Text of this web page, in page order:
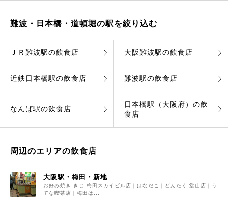
難波・日本橋・道頓堀の駅を絞り込む
ＪＲ難波駅の飲食店 大阪難波駅の飲食店
近鉄日本橋駅の飲食店 難波駅の飲食店
なんば駅の飲食店
日本橋駅（大阪府）の飲
食店
周辺のエリアの飲食店
大阪駅・梅田・新地
お好み焼き きじ 梅田スカイビル店｜はなだこ｜どんたく 堂山店｜う
てな喫茶店｜梅田は...